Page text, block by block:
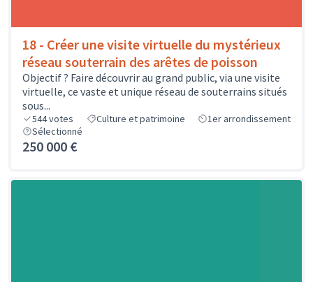
18 - Créer une visite virtuelle du mystérieux
réseau souterrain des arêtes de poisson
Objectif ? Faire découvrir au grand public, via une visite
virtuelle, ce vaste et unique réseau de souterrains situés
sous...
544votes Culture et patrimoine
1er arrondissement
Sélectionné
250 000 €